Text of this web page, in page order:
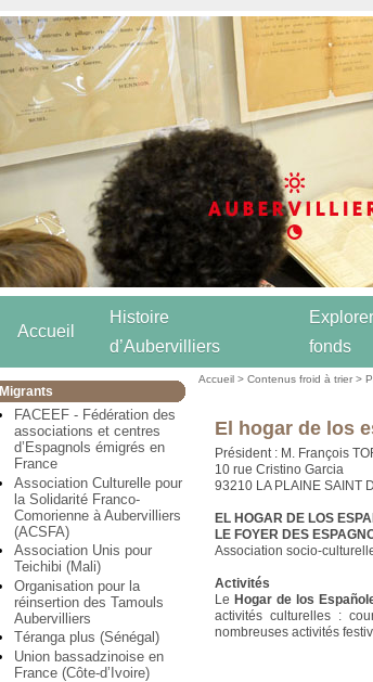
Accueil
Histoire
d’Aubervilliers
fonds
Migrants
FACEEF - Fédération des
associations et centres
d’Espagnols émigrés en
France
Association Culturelle pour
la Solidarité Franco-
Comorienne à Aubervilliers
(ACSFA)
Association Unis pour
Teichibi (Mali)
Organisation pour la
réinsertion des Tamouls
Aubervilliers
Téranga plus (Sénégal)
Union bassadzinoise en
France (Côte-d’Ivoire)
Accueil >Contenus froid à trier >
El hogar de los
Président : M. François
10 rue Cristino Garcia
93210 LA PLAINE SAINT
EL HOGAR DE LOS
LE FOYER DES
Association socio-
Activités
Le Hogar de los
activités culturelles :
nombreuses activités